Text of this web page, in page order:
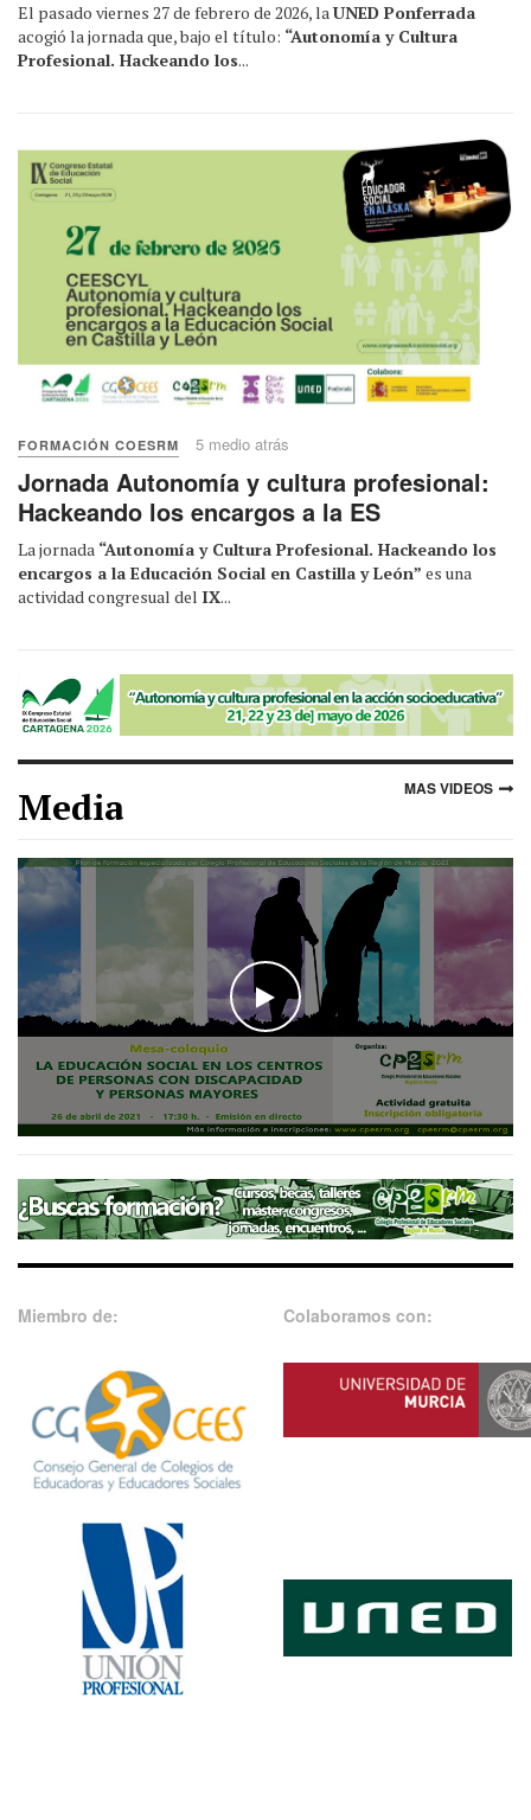
El pasado viernes 27 de febrero de 2026, laUNED Ponferrada
acogió la jornada que, bajo el título: “Autonomía y Cultura
Profesional. Hackeando los...
FORMACIÓN COESRM 5 medio atrás
Jornada Autonomía y cultura profesional:
Hackeando los encargos a la ES
La jornada “Autonomía y Cultura Profesional. Hackeando los
encargos a la Educación Social en Castilla y León” es una
actividad congresual del IX...
Media MAS VIDEOS
WATCH THE VIDEO
Miembro de: Colaboramos con: